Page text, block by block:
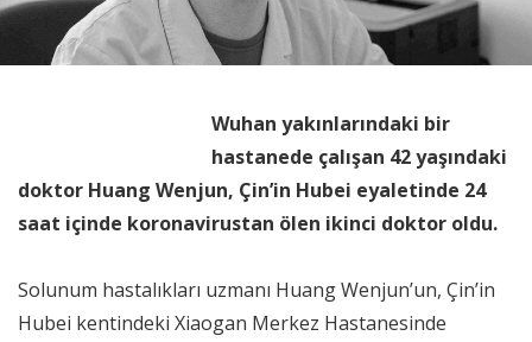
Wuhan yakınlarındaki bir
hastanede çalışan 42 yaşındaki
doktor Huang Wenjun, Çin’in Hubei eyaletinde 24
saat içinde koronavirustan ölen ikinci doktor oldu.
Solunum hastalıkları uzmanı Huang Wenjun’un, Çin’in
Hubei kentindeki Xiaogan Merkez Hastanesinde